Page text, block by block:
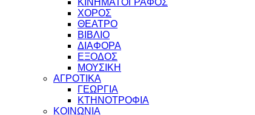
ΚΙΝΗΜΑΤΟΓΡΑΦΟΣ
ΧΟΡΟΣ
ΘΕΑΤΡΟ
ΒΙΒΛΙΟ
ΔΙΑΦΟΡΑ
ΕΞΟΔΟΣ
ΜΟΥΣΙΚΗ
ΑΓΡΟΤΙΚΑ
ΓΕΩΡΓΙΑ
ΚΤΗΝΟΤΡΟΦΙΑ
ΚΟΙΝΩΝΙΑ